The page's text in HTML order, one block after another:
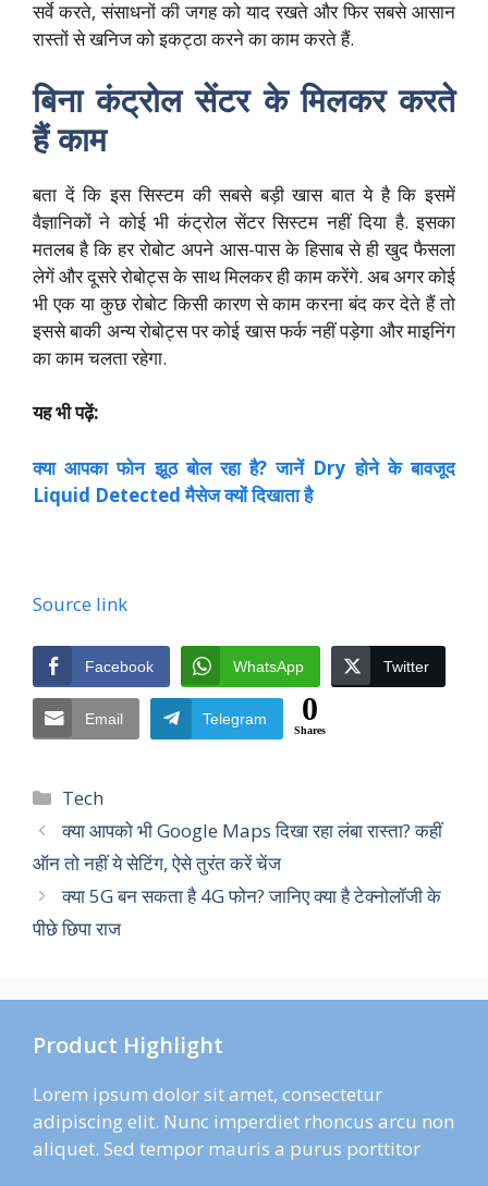
सर्वे करते, संसाधनों की जगह को याद रखते और फिर सबसे आसान
रास्तों से खनिज को इकट्ठा करने का काम करते हैं.
बिना कंट्रोल सेंटर के मिलकर करते
हैं काम
बता दें कि इस सिस्टम की सबसे बड़ी खास बात ये है कि इसमें
वैज्ञानिकों ने कोई भी कंट्रोल सेंटर सिस्टम नहीं दिया है. इसका
मतलब है कि हर रोबोट अपने आस-पास के हिसाब से ही खुद फैसला
लेगें और दूसरे रोबोट्स के साथ मिलकर ही काम करेंगे. अब अगर कोई
भी एक या कुछ रोबोट किसी कारण से काम करना बंद कर देते हैं तो
इससे बाकी अन्य रोबोट्स पर कोई खास फर्क नहीं पड़ेगा और माइनिंग
का काम चलता रहेगा.
यह भी पढ़ें:
क्या आपका फोन झूठ बोल रहा है? जानें Dry होने के बावजूद
Liquid Detected मैसेज क्यों दिखाता है
Source link
Facebook WhatsApp Twitter
Email Telegram 0
Shares
Categories
Tech
क्या आपको भी Google Maps दिखा रहा लंबा रास्ता? कहीं
ऑन तो नहीं ये सेटिंग, ऐसे तुरंत करें चेंज
क्या 5G बन सकता है 4G फोन? जानिए क्या है टेक्नोलॉजी के
पीछे छिपा राज
Product Highlight
Lorem ipsum dolor sit amet, consectetur
adipiscing elit. Nunc imperdiet rhoncus arcu non
aliquet. Sed tempor mauris a purus porttitor